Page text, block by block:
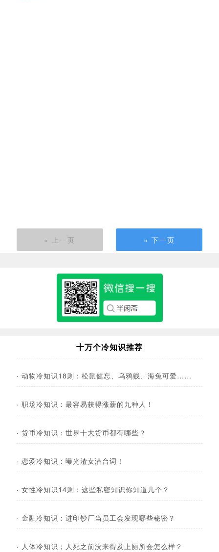
« 上一页 » 下一页
十万个冷知识推荐
· 动物冷知识18则：松鼠健忘、乌鸦贱、海兔可爱……
· 职场冷知识：最容易获得涨薪的九种人！
· 货币冷知识：世界十大货币都有哪些？
· 恋爱冷知识：曝光渣女潜台词！
· 女性冷知识14则：这些私密知识你知道几个？
· 金融冷知识：进印钞厂当员工会发现哪些秘密？
· 人体冷知识；人死之前没来得及上厕所会怎么样？